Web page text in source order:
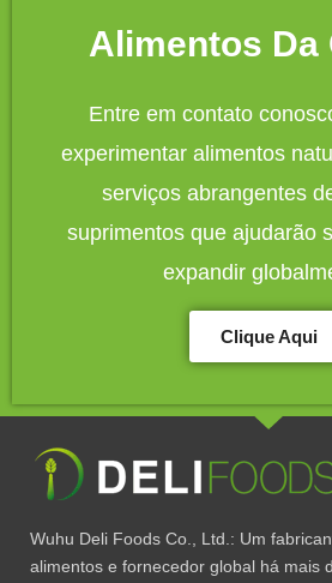
Alimentos Da
Entre em contato
experimentar alimentos
serviços abrangentes
suprimentos que ajudarão
expandir
Clique Aqui
Wuhu Deli Foods Co., Ltd.: Um
alimentos e fornecedor global há mais